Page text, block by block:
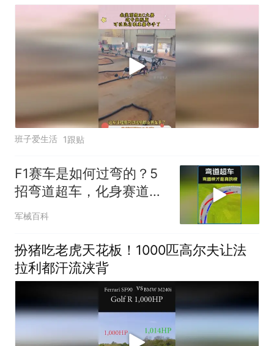
班子爱生活 1跟贴
F1赛车是如何过弯的？5
招弯道超车，化身赛道王
者！ #科普动画
军械百科
​扮猪吃老虎天花板！1000匹高尔夫让法
拉利都汗流浃背